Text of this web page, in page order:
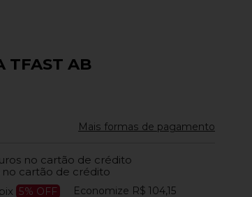
TFAST AB
Mais formas de pagamento
no cartão de crédito
no cartão de crédito
5% OFF Economize R$ 104,15